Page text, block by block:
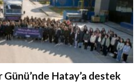
Günü’nde Hatay’a destek